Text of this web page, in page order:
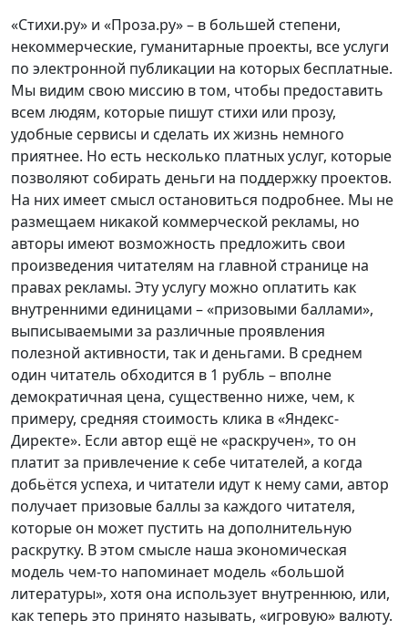
«Стихи.ру» и «Проза.ру» – в большей степени,
некоммерческие, гуманитарные проекты, все услуги
по электронной публикации на которых бесплатные.
Мы видим свою миссию в том, чтобы предоставить
всем людям, которые пишут стихи или прозу,
удобные сервисы и сделать их жизнь немного
приятнее. Но есть несколько платных услуг, которые
позволяют собирать деньги на поддержку проектов.
На них имеет смысл остановиться подробнее. Мы не
размещаем никакой коммерческой рекламы, но
авторы имеют возможность предложить свои
произведения читателям на главной странице на
правах рекламы. Эту услугу можно оплатить как
внутренними единицами – «призовыми баллами»,
выписываемыми за различные проявления
полезной активности, так и деньгами. В среднем
один читатель обходится в 1 рубль – вполне
демократичная цена, существенно ниже, чем, к
примеру, средняя стоимость клика в «Яндекс-
Директе». Если автор ещё не «раскручен», то он
платит за привлечение к себе читателей, а когда
добьётся успеха, и читатели идут к нему сами, автор
получает призовые баллы за каждого читателя,
которые он может пустить на дополнительную
раскрутку. В этом смысле наша экономическая
модель чем-то напоминает модель «большой
литературы», хотя она использует внутреннюю, или,
как теперь это принято называть, «игровую» валюту.